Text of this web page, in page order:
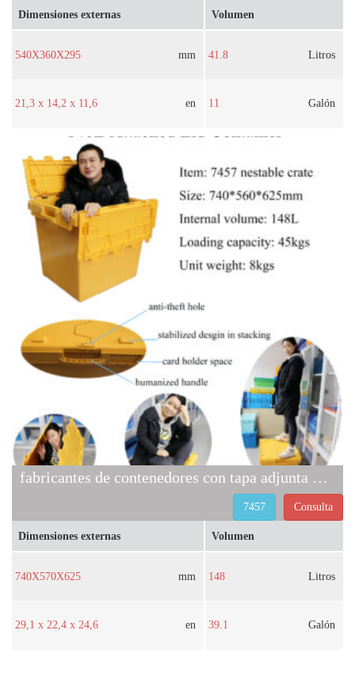
Dimensiones externas
540X360X295 mm
21,3 x 14,2 x 11,6 en
Volumen
41.8 Litros
11 Galón
fabricantes de contenedores con tapa adjunta 7457
Consulta
7457
Dimensiones externas
740X570X625 mm
29,1 x 22,4 x 24,6 en
Volumen
148 Litros
39.1 Galón